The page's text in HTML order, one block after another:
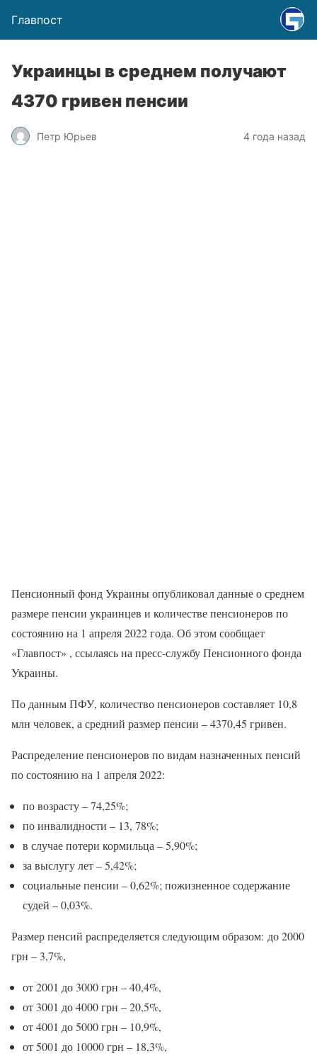
Главпост
Украинцы в среднем получают
4370 гривен пенсии
Петр Юрьев 4 года назад
Пенсионный фонд Украины опубликовал данные о среднем
размере пенсии украинцев и количестве пенсионеров по
состоянию на 1 апреля 2022 года. Об этом сообщает
«Главпост» , ссылаясь на пресс-службу Пенсионного фонда
Украины.
По данным ПФУ, количество пенсионеров составляет 10,8
млн человек, а средний размер пенсии – 4370,45 гривен.
Распределение пенсионеров по видам назначенных пенсий
по состоянию на 1 апреля 2022:
по возрасту – 74,25%;
по инвалидности – 13, 78%;
в случае потери кормильца – 5,90%;
за выслугу лет – 5,42%;
социальные пенсии – 0,62%; пожизненное содержание
судей – 0,03%.
Размер пенсий распределяется следующим образом: до 2000
грн – 3,7%,
от 2001 до 3000 грн – 40,4%,
от 3001 до 4000 грн – 20,5%,
от 4001 до 5000 грн – 10,9%,
от 5001 до 10000 грн – 18,3%,